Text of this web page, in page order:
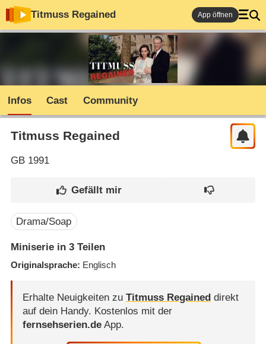
Titmuss Regained App öffnen
Infos Cast Community
Titmuss Regained
GB1991
Drama/Soap
Miniserie in 3 Teilen
Originalsprache Englisch
Erhalte Neuigkeiten zu Titmuss Regaineddirekt
auf dein Handy. Kostenlos mit der
fernsehserien.deApp.